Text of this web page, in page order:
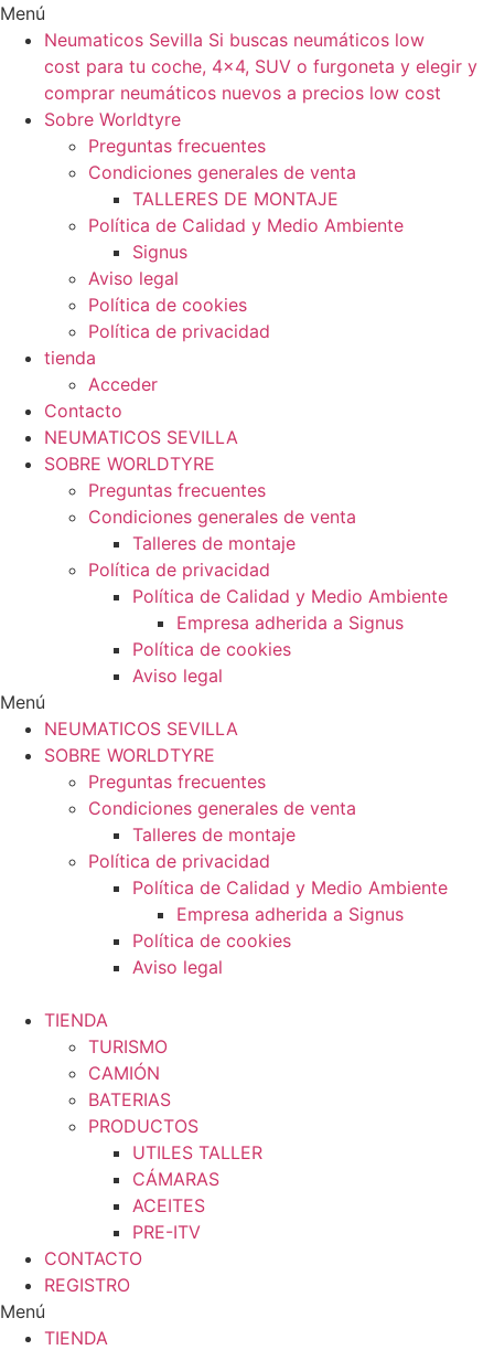
Ir
contenido
Menú
Neumaticos Sevilla Si buscas neumáticos low
cost para tu coche, 4×4, SUV o furgoneta y elegir y
comprar neumáticos nuevos a precios low cost
Sobre Worldtyre
Preguntas frecuentes
Condiciones generales de venta
TALLERES DE MONTAJE
Política de Calidad y Medio Ambiente
Signus
Aviso legal
Política de cookies
Política de privacidad
tienda
Acceder
Contacto
NEUMATICOS SEVILLA
SOBRE WORLDTYRE
Preguntas frecuentes
Condiciones generales de venta
Talleres de montaje
Política de privacidad
Política de Calidad y Medio Ambiente
Empresa adherida a Signus
Política de cookies
Aviso legal
Menú
NEUMATICOS SEVILLA
SOBRE WORLDTYRE
Preguntas frecuentes
Condiciones generales de venta
Talleres de montaje
Política de privacidad
Política de Calidad y Medio Ambiente
Empresa adherida a Signus
Política de cookies
Aviso legal
TIENDA
TURISMO
CAMIÓN
BATERIAS
PRODUCTOS
UTILES TALLER
CÁMARAS
ACEITES
PRE-ITV
CONTACTO
REGISTRO
Menú
TIENDA